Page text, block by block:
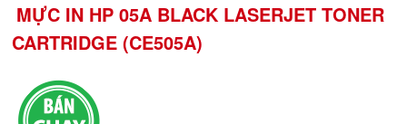
MỰC IN HP 05A BLACK LASERJET TONER
CARTRIDGE (CE505A)